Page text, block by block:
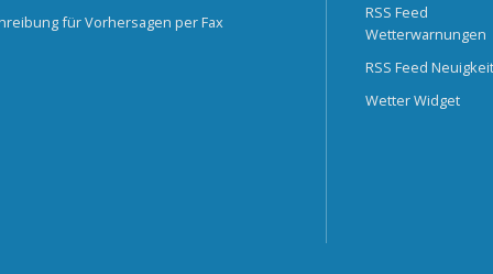
für Vorhersagen per Fax
RSS Feed
Wetterwarnungen
RSS Feed
Wetter Widget